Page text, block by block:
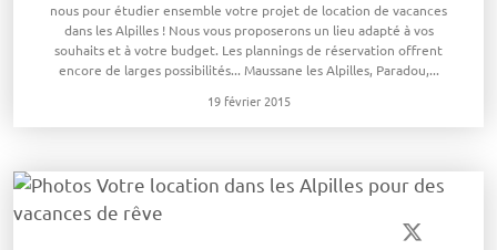
nous pour étudier ensemble votre projet de location de vacances
dans les Alpilles ! Nous vous proposerons un lieu adapté à vos
souhaits et à votre budget. Les plannings de réservation offrent
encore de larges possibilités... Maussane les Alpilles, Paradou,...
19 février 2015